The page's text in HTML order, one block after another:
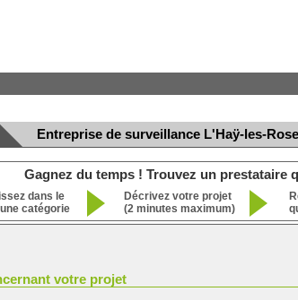
Entreprise de surveillance L'Haÿ-les-
Gagnez du temps ! Trouvez un prestataire
dans le
catégorie
Décrivez votre projet
(2 minutes maximum)
votre projet